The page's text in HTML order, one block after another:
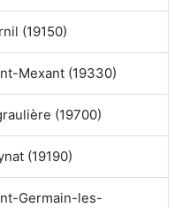
(19150)
Mexant (19330)
(19700)
(19190)
Germain-les-